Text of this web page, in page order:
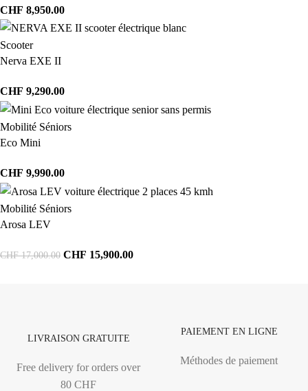
CHF 8,950.00
Scooter
Nerva EXE II
CHF 9,290.00
Mobilité Séniors
Eco Mini
CHF 9,990.00
Mobilité Séniors
Arosa LEV
CHF17,000.00 CHF 15,900.00
LIVRAISON GRATUITE
Free delivery for orders over
80 CHF
PAIEMENT EN LIGNE
Méthodes de paiement